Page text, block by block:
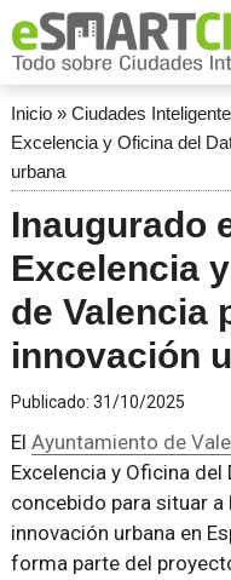
Inicio» Ciudades
Excelencia y Oficina del
urbana
Inaugurado
Excelencia
de Valencia
innovación
Publicado: 31/10/2025
El Ayuntamiento de
Excelencia y Oficina del
concebido para situar a
innovación urbana en
forma parte del